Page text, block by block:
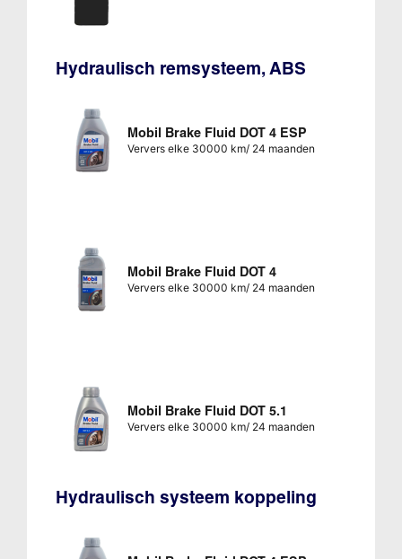
Hydraulisch remsysteem, ABS
Mobil Brake Fluid DOT 4 ESP
Ververs elke 30000 km/ 24 maanden
Mobil Brake Fluid DOT 4
Ververs elke 30000 km/ 24 maanden
Mobil Brake Fluid DOT 5.1
Ververs elke 30000 km/ 24 maanden
Hydraulisch systeem koppeling